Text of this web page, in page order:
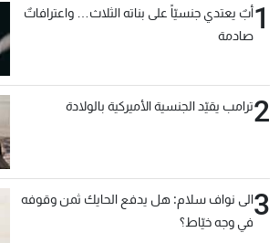
1أبٌ يعتدي جنسيّاً على بناته الثلاث… واعترافاتٌ
صادمة
2ترامب يقيّد الجنسية الأميركية بالولادة
3الى نواف سلام: هل يدفع الحايك ثمن وقوفه
في وجه خيّاط؟
عن MTV
سياسة الخصوصية